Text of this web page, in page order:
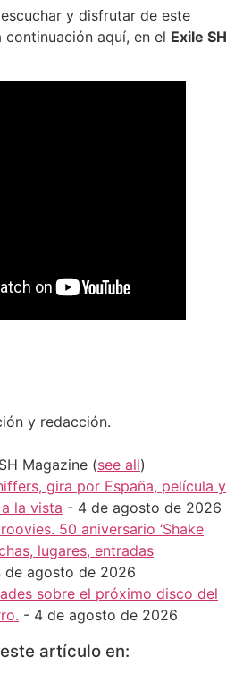
y disfrutar de este
aquí, en el Exile SH
y redacción.
Magazine (see all)
gira por España, película y
la vista - 4 de agosto de 2026
50 aniversario ‘Shake
lugares, entradas
de agosto de 2026
sobre el próximo disco del
- 4 de agosto de 2026
artículo en: